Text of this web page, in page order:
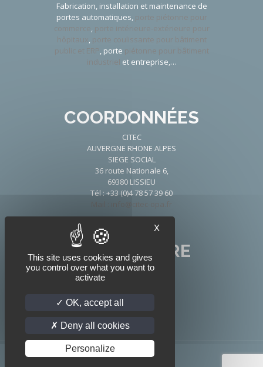
Fabrication, installation et maintenance de
portes automatiques, porte piétonne pour
commerce, porte intérieure-extérieure pour
hôpitaux, porte coulissante pour bâtiment
public et ERP, porte piétonne pour bâtiment
industriel et entreprise,…
COORDONNÉES
CITEC
AUVERGNE RHONE ALPES
SIEGE SOCIAL
36 route Nationale 6,
69380 LISSIEU
Tél : +33 (0)4 78 57 39 60
Mail : info@citec-opa.fr
NOUS SUIVRE
X
This site uses cookies and gives
you control over what you want to
activate
OK, accept all
Deny all cookies
Personalize